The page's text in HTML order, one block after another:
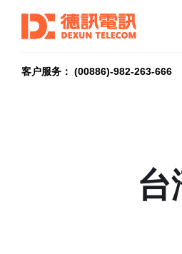
客户服务： (00886)-982-263-666
台